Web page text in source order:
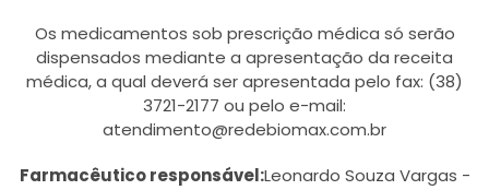
Os medicamentos sob prescrição médica só serão
dispensados mediante a apresentação da receita
médica, a qual deverá ser apresentada pelo fax: (38)
3721-2177 ou pelo e-mail:
atendimento@redebiomax.com.br
Farmacêutico responsável:Leonardo Souza Vargas -